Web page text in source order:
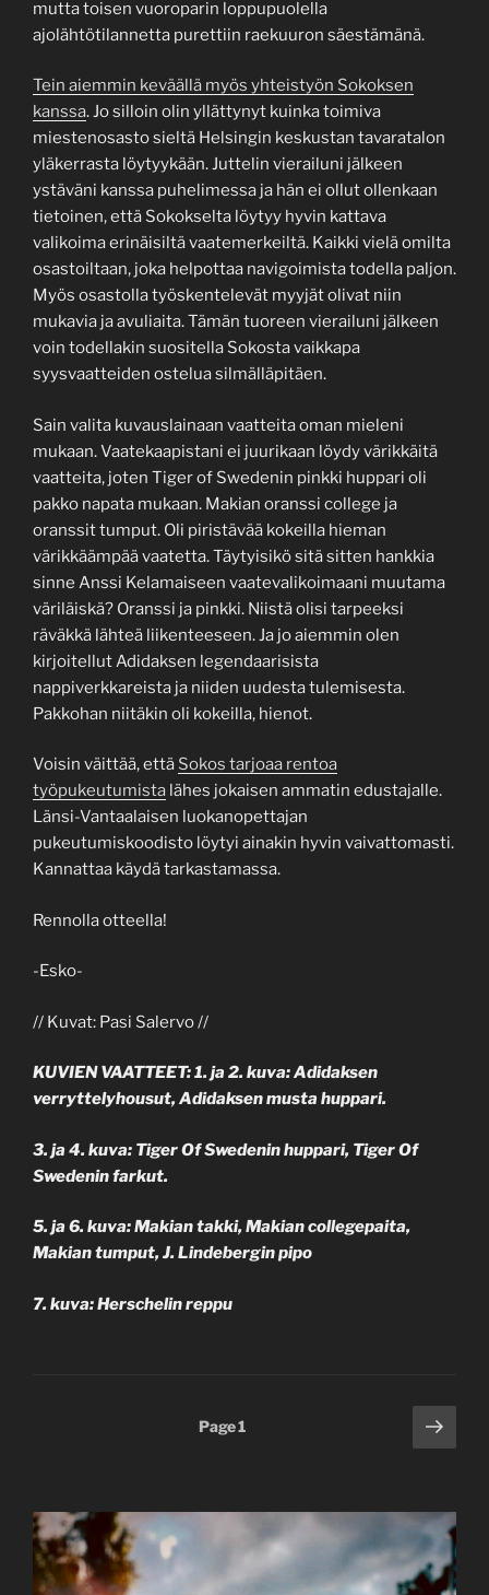
mutta toisen vuoroparin loppupuolella
ajolähtötilannetta purettiin raekuuron säestämänä.
Tein aiemmin keväällä myös yhteistyön Sokoksen
kanssa. Jo silloin olin yllättynyt kuinka toimiva
miestenosasto sieltä Helsingin keskustan tavaratalon
yläkerrasta löytyykään. Juttelin vierailuni jälkeen
ystäväni kanssa puhelimessa ja hän ei ollut ollenkaan
tietoinen, että Sokokselta löytyy hyvin kattava
valikoima erinäisiltä vaatemerkeiltä. Kaikki vielä omilta
osastoiltaan, joka helpottaa navigoimista todella paljon.
Myös osastolla työskentelevät myyjät olivat niin
mukavia ja avuliaita. Tämän tuoreen vierailuni jälkeen
voin todellakin suositella Sokosta vaikkapa
syysvaatteiden ostelua silmälläpitäen.
Sain valita kuvauslainaan vaatteita oman mieleni
mukaan. Vaatekaapistani ei juurikaan löydy värikkäitä
vaatteita, joten Tiger of Swedenin pinkki huppari oli
pakko napata mukaan. Makian oranssi college ja
oranssit tumput. Oli piristävää kokeilla hieman
värikkäämpää vaatetta. Täytyisikö sitä sitten hankkia
sinne Anssi Kelamaiseen vaatevalikoimaani muutama
väriläiskä? Oranssi ja pinkki. Niistä olisi tarpeeksi
räväkkä lähteä liikenteeseen. Ja jo aiemmin olen
kirjoitellut Adidaksen legendaarisista
nappiverkkareista ja niiden uudesta tulemisesta.
Pakkohan niitäkin oli kokeilla, hienot.
Voisin väittää, että Sokos tarjoaa rentoa
työpukeutumista lähes jokaisen ammatin edustajalle.
Länsi-Vantaalaisen luokanopettajan
pukeutumiskoodisto löytyi ainakin hyvin vaivattomasti.
Kannattaa käydä tarkastamassa.
Rennolla otteella!
-Esko-
// Kuvat: Pasi Salervo //
KUVIEN VAATTEET: 1. ja 2. kuva: Adidaksen
verryttelyhousut, Adidaksen musta huppari.
3. ja 4. kuva: Tiger Of Swedenin huppari, Tiger Of
Swedenin farkut.
5. ja 6. kuva: Makian takki, Makian collegepaita,
Makian tumput, J. Lindebergin pipo
7. kuva: Herschelin reppu
Page1
Next
page